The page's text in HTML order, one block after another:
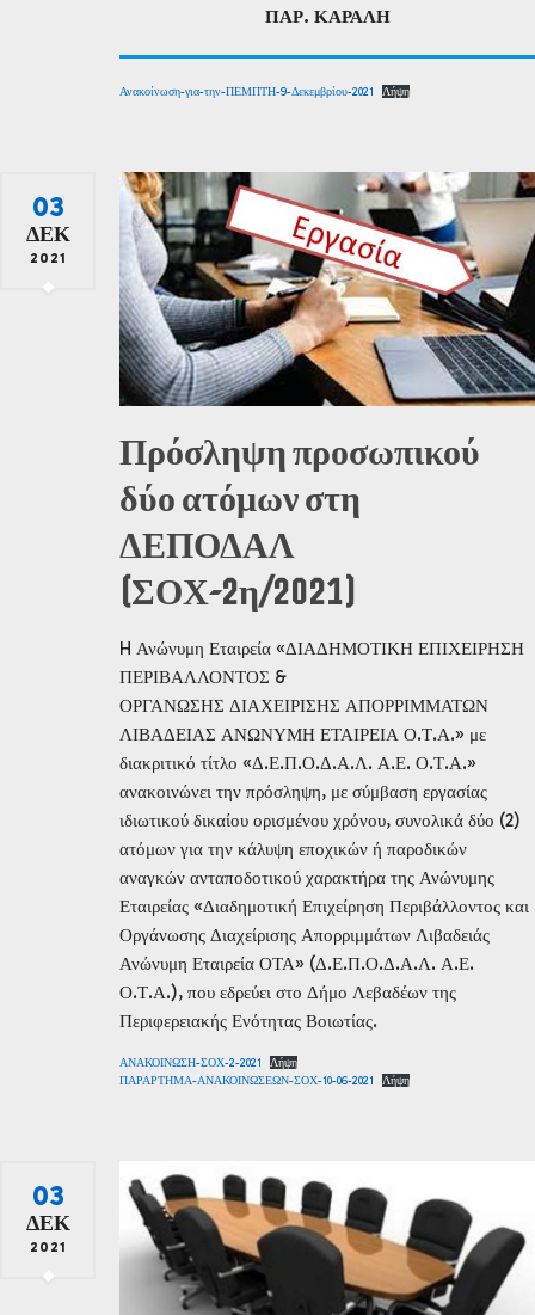
ΠΑΡ. ΚΑΡΑΛΗ
Ανακοίνωση-για-την-ΠΕΜΠΤΗ-9-Δεκεμβρίου-2021 Λήψη
03
ΔΕΚ
2021
Πρόσληψη προσωπικού
δύο ατόμων στη
ΔΕΠΟΔΑΛ
(ΣΟΧ-2η/2021)
H Ανώνυμη Εταιρεία «ΔΙΑΔΗΜΟΤΙΚΗ ΕΠΙΧΕΙΡΗΣΗ
ΠΕΡΙΒΑΛΛΟΝΤΟΣ &
ΟΡΓΑΝΩΣΗΣ ΔΙΑΧΕΙΡΙΣΗΣ ΑΠΟΡΡΙΜΜΑΤΩΝ
ΛΙΒΑΔΕΙΑΣ ΑΝΩΝΥΜΗ ΕΤΑΙΡΕΙΑ Ο.Τ.Α.» με
διακριτικό τίτλο «Δ.Ε.Π.Ο.Δ.Α.Λ. Α.Ε. Ο.Τ.Α.»
ανακοινώνει την πρόσληψη, με σύμβαση εργασίας
ιδιωτικού δικαίου ορισμένου χρόνου, συνολικά δύο (2)
ατόμων για την κάλυψη εποχικών ή παροδικών
αναγκών ανταποδοτικού χαρακτήρα της Ανώνυμης
Εταιρείας «Διαδημοτική Επιχείρηση Περιβάλλοντος και
Οργάνωσης Διαχείρισης Απορριμμάτων Λιβαδειάς
Ανώνυμη Εταιρεία ΟΤΑ» (Δ.Ε.Π.Ο.Δ.Α.Λ. Α.Ε.
Ο.Τ.Α.), που εδρεύει στο Δήμο Λεβαδέων της
Περιφερειακής Ενότητας Βοιωτίας.
ΑΝΑΚΟΙΝΩΣΗ-ΣΟΧ-2-2021
Λήψη
ΠΑΡΑΡΤΗΜΑ-ΑΝΑΚΟΙΝΩΣΕΩΝ-ΣΟΧ-10-06-2021
Λήψη
03
ΔΕΚ
2021